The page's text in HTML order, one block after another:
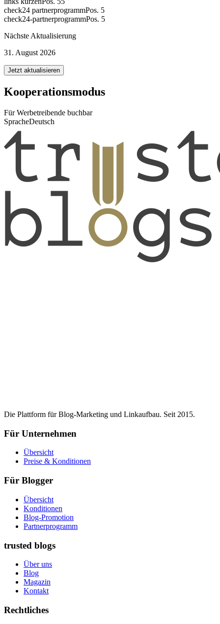
check24 partnerprogrammPos. 5
check24-partnerprogrammPos. 5
Nächste Aktualisierung
31. August 2026
Jetzt aktualisieren
Kooperationsmodus
Für Werbetreibende buchbar
SpracheDeutsch
Die Plattform für Blog-Marketing und Linkaufbau. Seit 2015.
Für Unternehmen
Übersicht
Preise & Konditionen
Für Blogger
Übersicht
Konditionen
Blog-Promotion
Partnerprogramm
trusted blogs
Über uns
Blog
Magazin
Kontakt
Rechtliches